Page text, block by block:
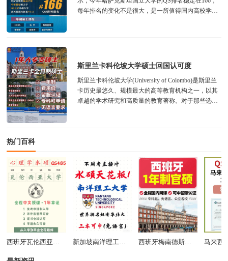
每年排名的变化不是很大，是一所值得国内高校学生
斯里兰卡科伦坡大学硕士回国认可度
斯里兰卡科伦坡大学(University of Colombo)是斯里兰
卡历史最悠久、规模最大的高等教育机构之一，以其
卓越的学术研究和高质量的教育著称。对于那些选择
热门百科
西班牙梅南德斯佩拉尤国际大学硕士